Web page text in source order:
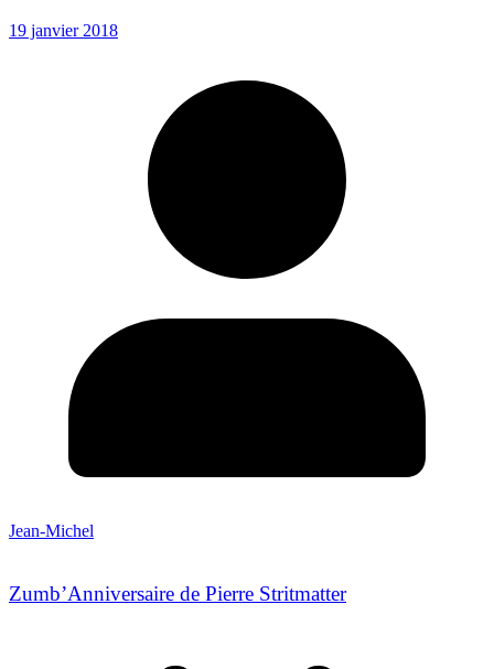
19 janvier 2018
Jean-Michel
Zumb’Anniversaire de Pierre Stritmatter